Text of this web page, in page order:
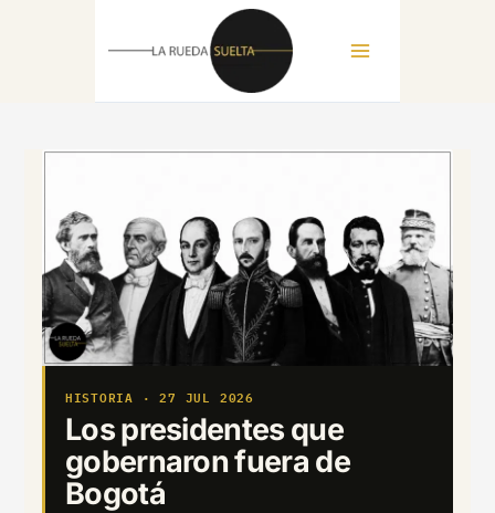
La rueda suelta: blog de cultura, historia y sociedad
HISTORIA · 27 JUL 2026
Los presidentes que
gobernaron fuera de
Bogotá